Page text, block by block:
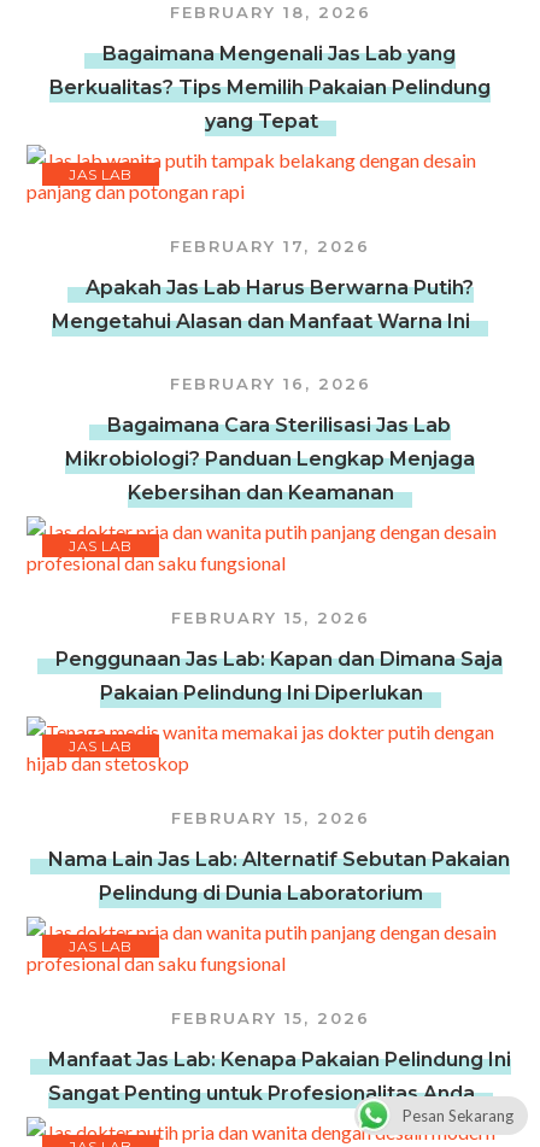
FEBRUARY 18, 2026
Bagaimana Mengenali Jas Lab yang
Berkualitas? Tips Memilih Pakaian Pelindung
yang Tepat
JAS LAB
FEBRUARY 17, 2026
Apakah Jas Lab Harus Berwarna Putih?
Mengetahui Alasan dan Manfaat Warna Ini
FEBRUARY 16, 2026
Bagaimana Cara Sterilisasi Jas Lab
Mikrobiologi? Panduan Lengkap Menjaga
Kebersihan dan Keamanan
JAS LAB
FEBRUARY 15, 2026
Penggunaan Jas Lab: Kapan dan Dimana Saja
Pakaian Pelindung Ini Diperlukan
JAS LAB
FEBRUARY 15, 2026
Nama Lain Jas Lab: Alternatif Sebutan Pakaian
Pelindung di Dunia Laboratorium
JAS LAB
FEBRUARY 15, 2026
Manfaat Jas Lab: Kenapa Pakaian Pelindung Ini
Sangat Penting untuk Profesionalitas Anda
Pesan Sekarang